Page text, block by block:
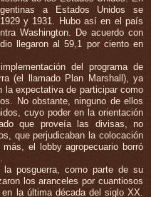
a Estados Unidos se
y 1931. Hubo así en el país
Washington. De acuerdo con
llegaron al 59,1 por ciento en
del programa de
(el llamado Plan Marshall), ya
la expectativa de participar como
No obstante, ninguno de ellos
cuyo poder en la orientación
que proveía las divisas, no
que perjudicaban la colocación
el lobby agropecuario borró
posguerra, como parte de su
los aranceles por cuantiosos
la última década del siglo XX.